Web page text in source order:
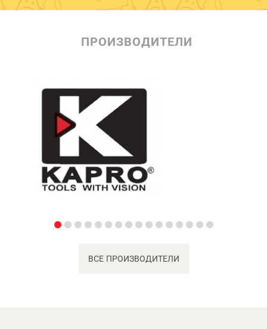
ПРОИЗВОДИТЕЛИ
ВСЕ ПРОИЗВОДИТЕЛИ